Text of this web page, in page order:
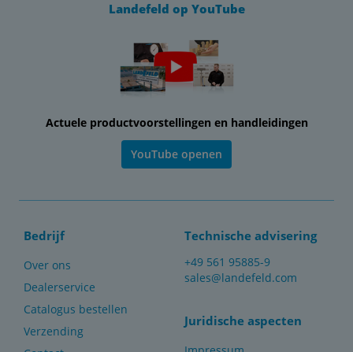
Landefeld op YouTube
Actuele productvoorstellingen en handleidingen
YouTube openen
Bedrijf
Over ons
Dealerservice
Catalogus bestellen
Verzending
Technische advisering
+49 561 95885-9
sales@landefeld.com
Juridische aspecten